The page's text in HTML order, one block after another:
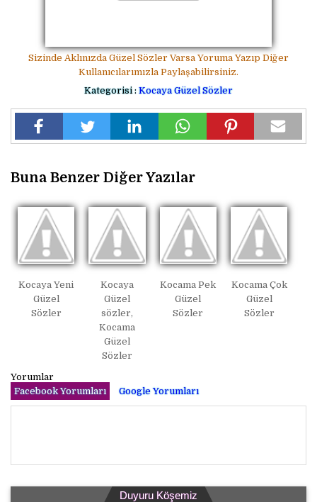
Sizinde Aklınızda Güzel Sözler Varsa Yoruma Yazıp Diğer
Kullanıcılarımızla Paylaşabilirsiniz.
Kategorisi : Kocaya Güzel Sözler
Buna Benzer Diğer Yazılar
Kocaya Yeni
Güzel
Sözler
Kocaya
Güzel
sözler,
Kocama
Güzel
Sözler
Kocama Pek
Güzel
Sözler
Kocama Çok
Güzel
Sözler
Yorumlar
Facebook Yorumları
Google Yorumları
Duyuru Köşemiz